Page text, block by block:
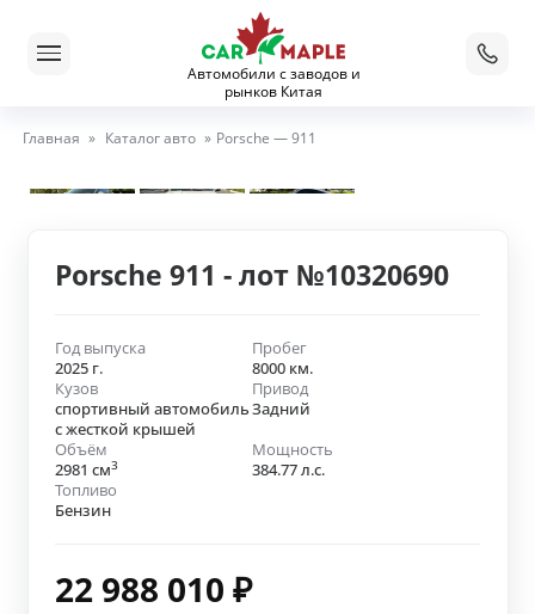
Автомобили с заводов и
рынков Китая
Главная » Каталог авто » Porsche — 911
Porsche 911 - лот №10320690
Год выпуска
2025 г.
Пробег
8000 км.
Кузов
спортивный автомобиль
с жесткой крышей
Привод
Задний
Объём
2981 см3
Мощность
384.77 л.с.
Топливо
Бензин
22 988 010 ₽